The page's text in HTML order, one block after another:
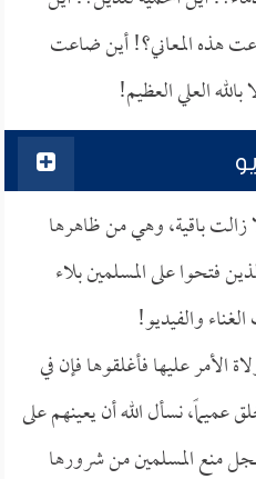
هذه المعاني؟! أين ضاعت
العلي العظيم!
زالت باقية، وهي من ظاهرها
فتحوا على المسلمين بلاء
والفيديو!
الأمر عليها فأغلقوها فإن في
عميماً، نسأل الله أن يعينهم على
منع المسلمين من شرورها